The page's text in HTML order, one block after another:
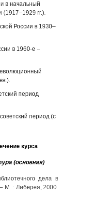
в начальный
(1917–1929 гг.).
России в 1930–
в 1960-е –
период
период (с
курса
(основная)
дела в
М. : Либерея, 2000.